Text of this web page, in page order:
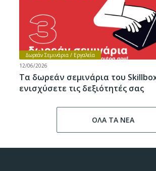
Δωρεάν Σεμινάρια / Εργαλεία
12/06/2026
Τα δωρεάν σεμινάρια του
ενισχύσετε τις δεξιότητές σας
ΟΛΑ ΤΑ ΝΕΑ